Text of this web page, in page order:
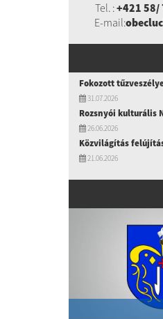
Tel. :+421 58/
E-mail:
Fokozott
31.07.2026
Rozsnyói kulturális
26.06.2026
Közvilágítás
21.06.2026